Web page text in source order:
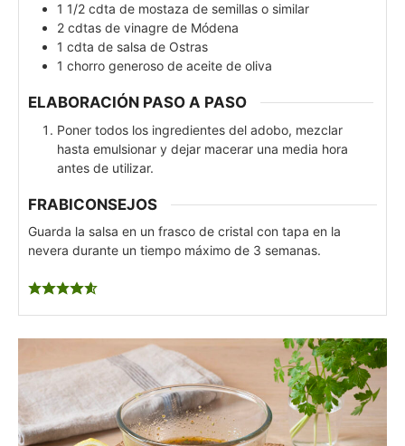
1 1/2 cdta de mostaza de semillas o similar
2 cdtas de vinagre de Módena
1 cdta de salsa de Ostras
1 chorro generoso de aceite de oliva
ELABORACIÓN PASO A PASO
Poner todos los ingredientes del adobo, mezclar
hasta emulsionar y dejar macerar una media hora
antes de utilizar.
FRABICONSEJOS
Guarda la salsa en un frasco de cristal con tapa en la
nevera durante un tiempo máximo de 3 semanas.